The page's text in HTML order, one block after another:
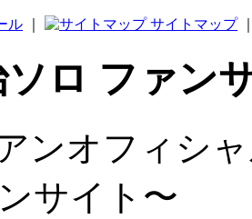
ル サイトマップ
ソロ ファン
ンオフィシ
サイト〜